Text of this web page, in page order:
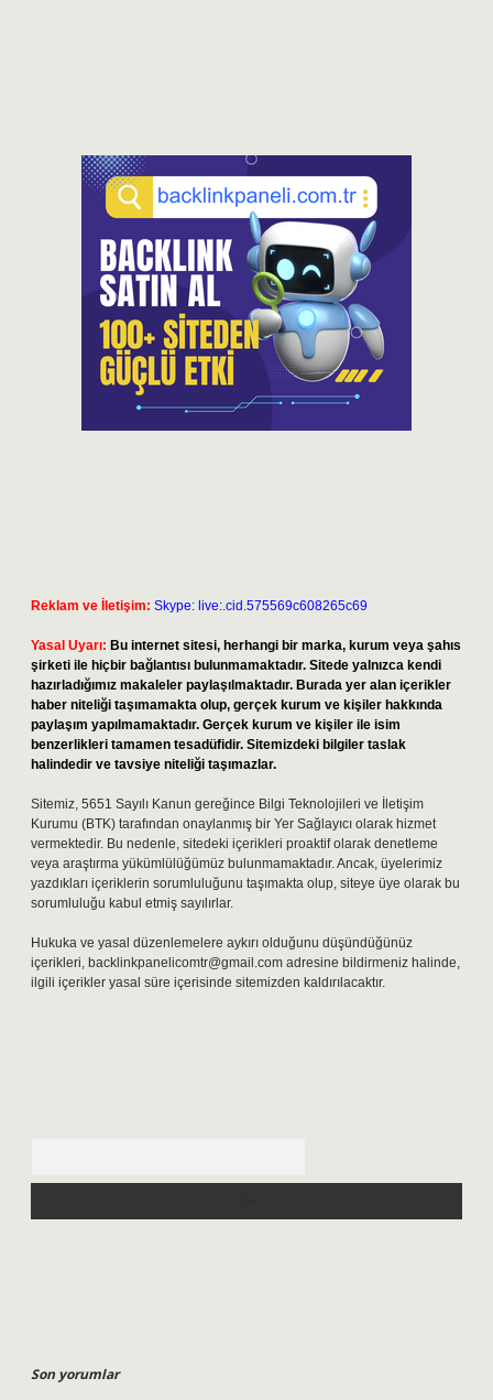
Reklam ve İletişim: Skype: live:.cid.575569c608265c69
Yasal Uyarı: Bu internet sitesi, herhangi bir marka, kurum veya şahıs
şirketi ile hiçbir bağlantısı bulunmamaktadır. Sitede yalnızca kendi
hazırladığımız makaleler paylaşılmaktadır. Burada yer alan içerikler
haber niteliği taşımamakta olup, gerçek kurum ve kişiler hakkında
paylaşım yapılmamaktadır. Gerçek kurum ve kişiler ile isim
benzerlikleri tamamen tesadüfidir. Sitemizdeki bilgiler taslak
halindedir ve tavsiye niteliği taşımazlar.
Sitemiz, 5651 Sayılı Kanun gereğince Bilgi Teknolojileri ve İletişim
Kurumu (BTK) tarafından onaylanmış bir Yer Sağlayıcı olarak hizmet
vermektedir. Bu nedenle, sitedeki içerikleri proaktif olarak denetleme
veya araştırma yükümlülüğümüz bulunmamaktadır. Ancak, üyelerimiz
yazdıkları içeriklerin sorumluluğunu taşımakta olup, siteye üye olarak bu
sorumluluğu kabul etmiş sayılırlar.
Hukuka ve yasal düzenlemelere aykırı olduğunu düşündüğünüz
içerikleri, backlinkpanelicomtr@gmail.com adresine bildirmeniz halinde,
ilgili içerikler yasal süre içerisinde sitemizden kaldırılacaktır.
Son yorumlar